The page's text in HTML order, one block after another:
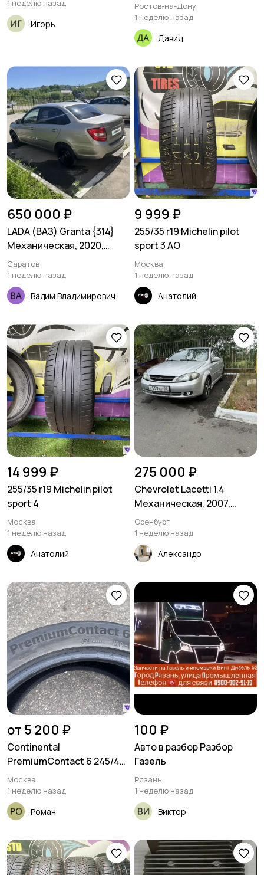
1 неделю назад
Игорь
Ростов-на-Дону
1 неделю назад
Давид
650 000 ₽
LADA (ВАЗ) Granta {314}
Механическая, 2020,
84000 км
Саратов
1 неделю назад
Вадим Владимирович
9 999 ₽
255/35 r19 Michelin pilot
sport 3 AO
Москва
1 неделю назад
Анатолий
14 999 ₽
255/35 r19 Michelin pilot
sport 4
Москва
1 неделю назад
Анатолий
275 000 ₽
Chevrolet Lacetti 1.4
Механическая, 2007,
244000 км
Оренбург
1 неделю назад
Александр
от 5 200 ₽
Continental
PremiumContact 6 245/45
R19 Y XL
Москва
1 неделю назад
Роман
100 ₽
Авто в разбор Разбор
Газель
Рязань
1 неделю назад
Виктор